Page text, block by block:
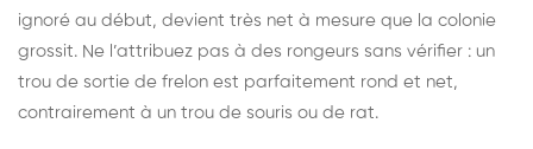
ignoré au début, devient très net à mesure que la colonie
grossit. Ne l’attribuez pas à des rongeurs sans vérifier : un
trou de sortie de frelon est parfaitement rond et net,
contrairement à un trou de souris ou de rat.